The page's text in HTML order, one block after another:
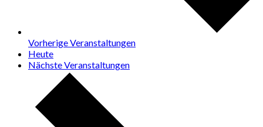
VorherigeVeranstaltungen
Heute
NächsteVeranstaltungen